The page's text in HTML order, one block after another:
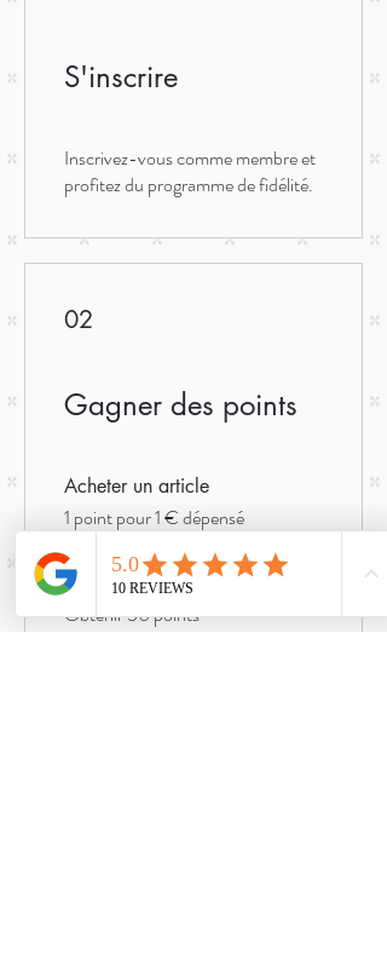
S'inscrire
Inscrivez-vous comme membre et
profitez du programme de fidélité.
02
Gagner des points
Acheter un article
1 point pour 1 € dépensé
Sign up to the site
Obtenir 50 points